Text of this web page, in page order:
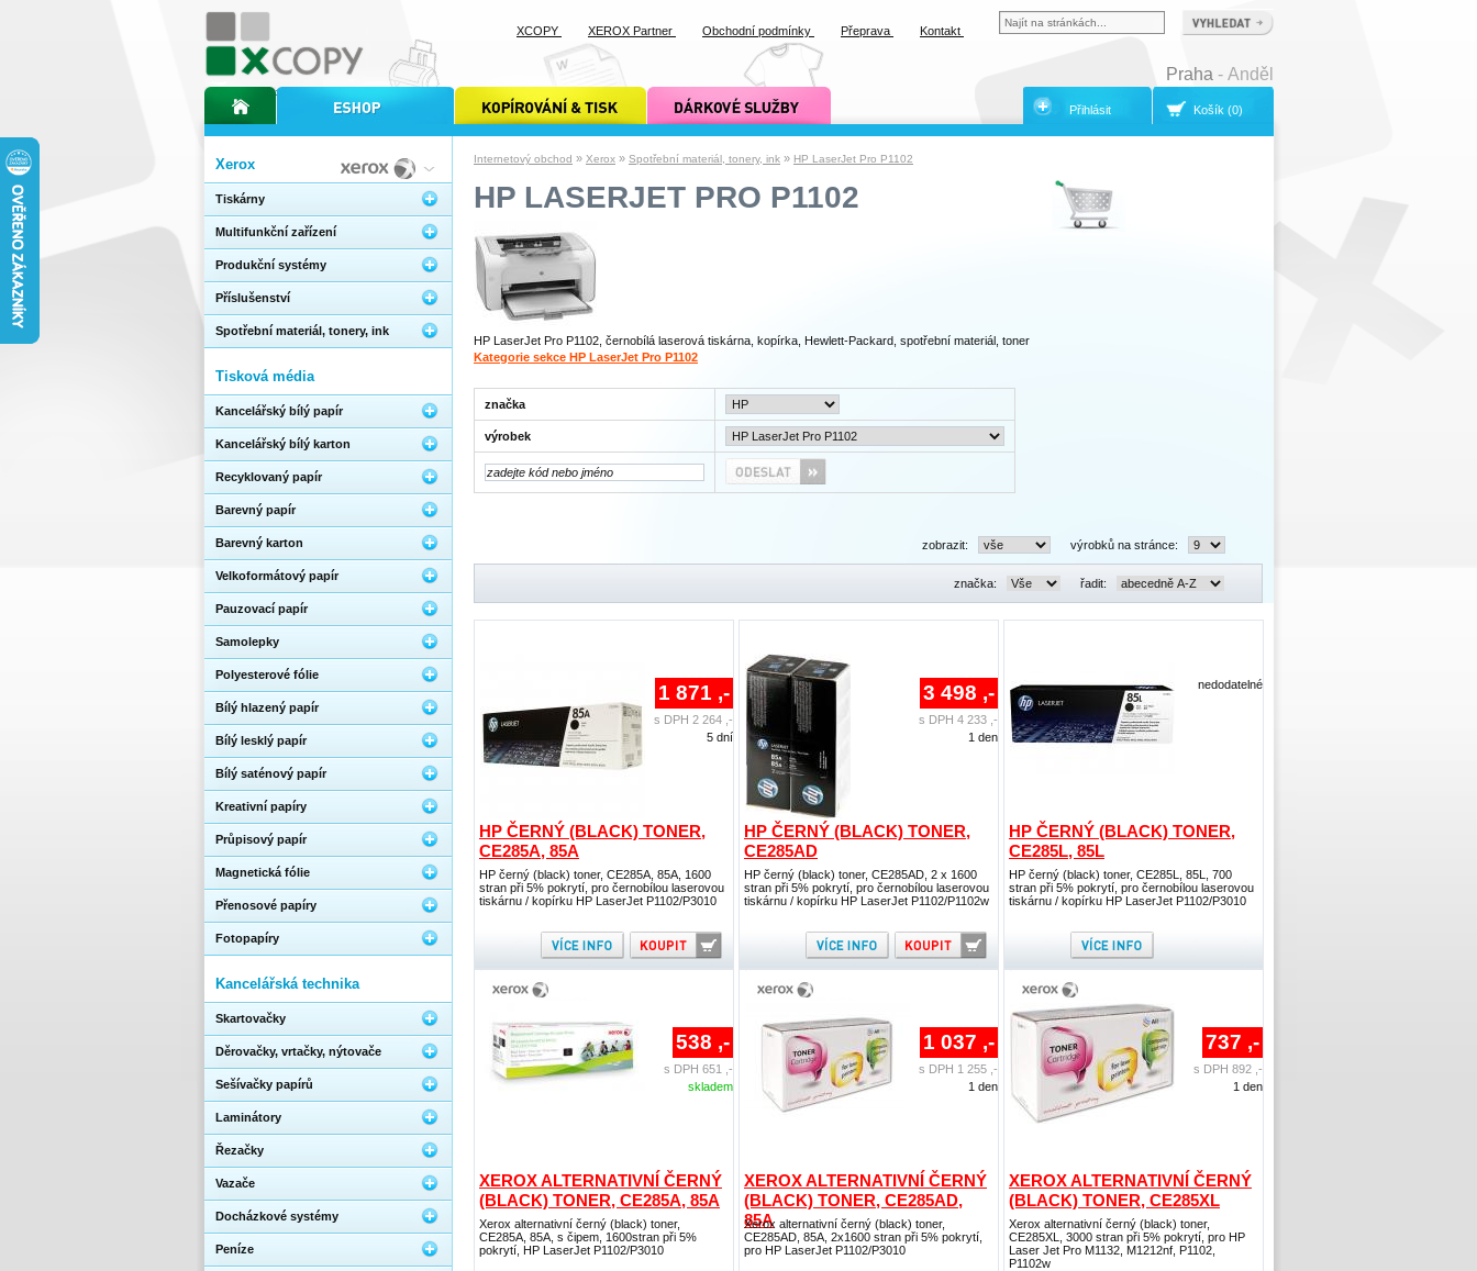
Internetový obchod » Xerox » Spotřební materiál, tonery, ink » HP LaserJet Pro P1102
HP LASERJET PRO P1102
HP LaserJet Pro P1102, černobílá laserová tiskárna, kopírka, Hewlett-Packard, spotřební materiál, toner
Kategorie sekce HP LaserJet Pro P1102
značka
výrobek
zobrazit: výrobků na stránce:
značka: řadit:
HP ČERNÝ (BLACK) TONER,
CE285A, 85A
HP černý (black) toner, CE285A, 85A, 1600
stran při 5% pokrytí, pro černobílou laserovou
tiskárnu / kopírku HP LaserJet P1102/P3010
1 871 ,-
s DPH 2 264 ,-
5 dní
HP ČERNÝ (BLACK) TONER,
CE285AD
HP černý (black) toner, CE285AD, 2 x 1600
stran při 5% pokrytí, pro černobílou laserovou
tiskárnu / kopírku HP LaserJet P1102/P1102w
3 498 ,-
s DPH 4 233 ,-
1 den
HP ČERNÝ (BLACK) TONER,
CE285L, 85L
HP černý (black) toner, CE285L, 85L, 700
stran při 5% pokrytí, pro černobílou laserovou
tiskárnu / kopírku HP LaserJet P1102/P3010
nedodatelné
XEROX ALTERNATIVNÍ ČERNÝ
(BLACK) TONER, CE285A, 85A
Xerox alternativní černý (black) toner,
CE285A, 85A, s čipem, 1600stran při 5%
pokrytí, HP LaserJet P1102/P3010
538 ,-
s DPH 651 ,-
skladem
XEROX ALTERNATIVNÍ ČERNÝ
(BLACK) TONER, CE285AD,
85A
Xerox alternativní černý (black) toner,
CE285AD, 85A, 2x1600 stran při 5% pokrytí,
pro HP LaserJet P1102/P3010
1 037 ,-
s DPH 1 255 ,-
1 den
XEROX ALTERNATIVNÍ ČERNÝ
(BLACK) TONER, CE285XL
Xerox alternativní černý (black) toner,
CE285XL, 3000 stran při 5% pokrytí, pro HP
Laser Jet Pro M1132, M1212nf, P1102,
P1102w
737 ,-
s DPH 892 ,-
1 den
Xerox
Tiskárny
Multifunkční zařízení
Produkční systémy
Příslušenství
Spotřební materiál, tonery, ink
Tisková média
Kancelářský bílý papír
Kancelářský bílý karton
Recyklovaný papír
Barevný papír
Barevný karton
Velkoformátový papír
Pauzovací papír
Samolepky
Polyesterové fólie
Bílý hlazený papír
Bílý lesklý papír
Bílý saténový papír
Kreativní papíry
Průpisový papír
Magnetická fólie
Přenosové papíry
Fotopapíry
Kancelářská technika
Skartovačky
Děrovačky, vrtačky, nýtovače
Sešívačky papírů
Laminátory
Řezačky
Vazače
Docházkové systémy
Peníze
úvodní stránka xcopyinternetový obchod xcopy kopírování a tisk xcopy dárkové služby xcopy
XCOPY XEROX Partner Obchodní podmínky Přeprava Kontakt
Praha - Anděl
Košík (0)
Přihlásit